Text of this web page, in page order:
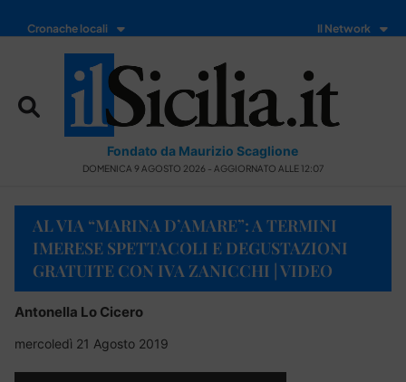
Cronache locali Il Network
Fondato da Maurizio Scaglione
DOMENICA 9 AGOSTO 2026 - AGGIORNATO ALLE 12:07
AL VIA “MARINA D’AMARE”: A TERMINI
IMERESE SPETTACOLI E DEGUSTAZIONI
GRATUITE CON IVA ZANICCHI | VIDEO
Antonella Lo Cicero
mercoledì 21 Agosto 2019